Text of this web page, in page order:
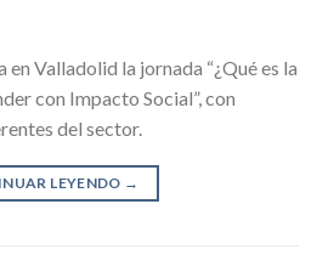
en Valladolid la jornada “¿Qué es la
con Impacto Social”, con
del sector.
LEYENDO →